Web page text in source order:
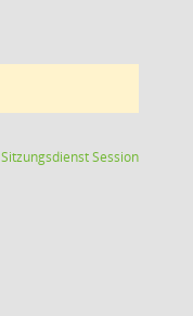
SitzungsdienstSession(Wird in